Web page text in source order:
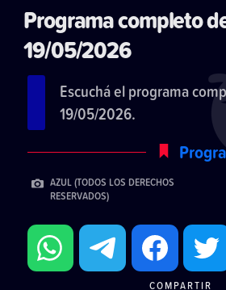
Programa completo
19/05/2026
Escuchá el programa
19/05/2026.
AZUL (TODOS LOS DERECHOS
RESERVADOS)
COMPARTIR